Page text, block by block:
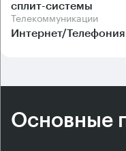
сплит-системы
Телекоммуникации
Интернет/Телефония
Основные